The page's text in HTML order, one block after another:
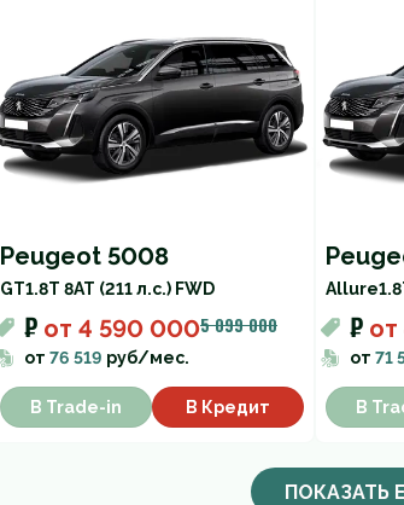
Peugeot 5008
GT1.8T 8AT (211 л.с.) FWD
₽ от 4 590 0005 099 000
от 76 519 руб/мес.
В Trade-in В Кредит
Allure
₽ от
от 71
В
ПОКАЗАТЬ